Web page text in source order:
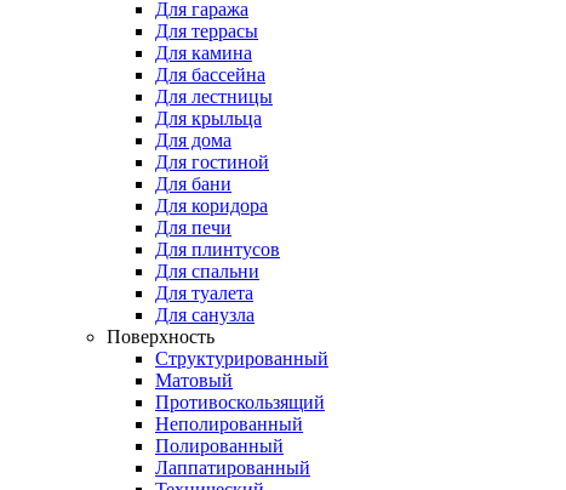
Для гаража
Для террасы
Для камина
Для бассейна
Для лестницы
Для крыльца
Для дома
Для гостиной
Для бани
Для коридора
Для печи
Для плинтусов
Для спальни
Для туалета
Для санузла
Поверхность
Структурированный
Матовый
Противоскользящий
Неполированный
Полированный
Лаппатированный